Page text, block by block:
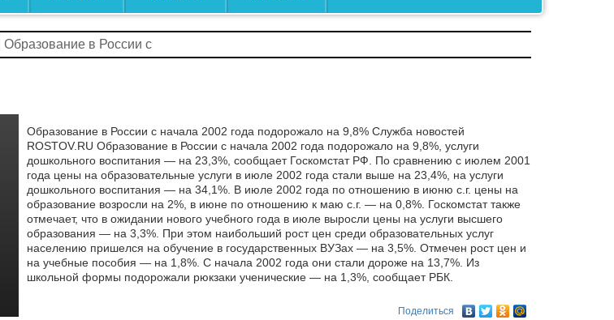
| Образование в России с
Образование в России с начала 2002 года подорожало на 9,8% Служба новостей
ROSTOV.RU Образование в России с начала 2002 года подорожало на 9,8%, услуги
дошкольного воспитания — на 23,3%, сообщаетГоскомстат РФ. По сравнению с июлем 2001
года цены на образовательные услуги в июле 2002 года стали выше на 23,4%, на услуги
дошкольного воспитания — на 34,1%. В июле 2002 года по отношению в июню с.г. цены на
образование возросли на 2%, в июне по отношению к маю с.г. — на 0,8%. Госкомстат также
отмечает, что в ожидании нового учебного года в июле выросли цены на услуги высшего
образования — на 3,3%. При этом наибольший рост цен среди образовательных услуг
населению пришелся на обучение в государственных ВУЗах — на 3,5%. Отмечен рост цен и
на учебные пособия — на 1,8%. С начала 2002 года они стали дороже на 13,7%. Из
школьной формы подорожали рюкзаки ученические — на 1,3%, сообщает РБК.
Поделиться